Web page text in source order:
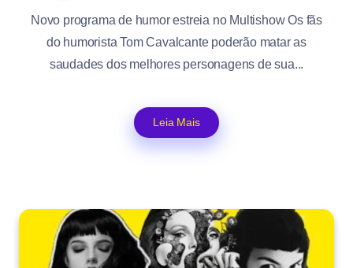
Novo programa de humor estreia no Multishow Os fãs
do humorista Tom Cavalcante poderão matar as
saudades dos melhores personagens de sua...
Leia Mais